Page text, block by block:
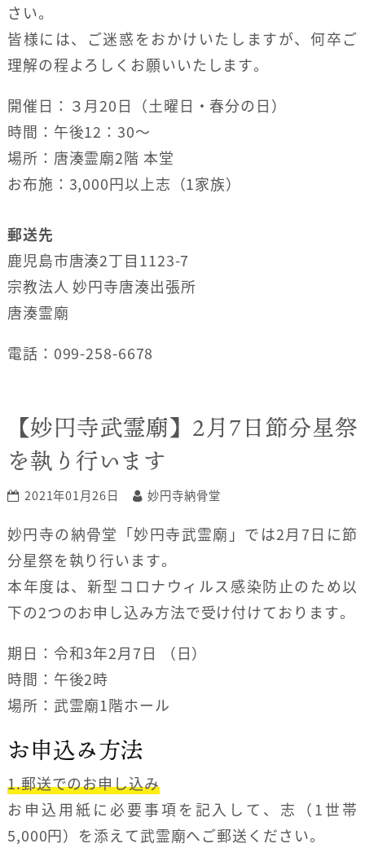
さい。
皆様には、ご迷惑をおかけいたしますが、何卒ご
理解の程よろしくお願いいたします。
開催日：３月20日（土曜日・春分の日）
時間：午後12：30〜
場所：唐湊霊廟2階 本堂
お布施：3,000円以上志（1家族）
郵送先
鹿児島市唐湊2丁目1123-7
宗教法人 妙円寺唐湊出張所
唐湊霊廟
電話：099-258-6678
【妙円寺武霊廟】2月7日節分星祭
を執り行います
2021年01月26日 妙円寺納骨堂
妙円寺の納骨堂「妙円寺武霊廟」では2月7日に節
分星祭を執り行います。
本年度は、新型コロナウィルス感染防止のため以
下の2つのお申し込み方法で受け付けております。
期日：令和3年2月7日 （日）
時間：午後2時
場所：武霊廟1階ホール
お申込み方法
1.郵送でのお申し込み
お申込用紙に必要事項を記入して、志（1世帯
5,000円）を添えて武霊廟へご郵送ください。